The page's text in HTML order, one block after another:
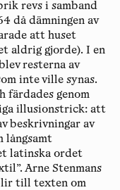
revs i samband
då dämningen av
att huset
aldrig gjorde). I en
resterna av
inte ville synas.
färdades genom
illusionstrick: att
beskrivningar av
långsamt
latinska ordet
Arne Stenmans
till texten om